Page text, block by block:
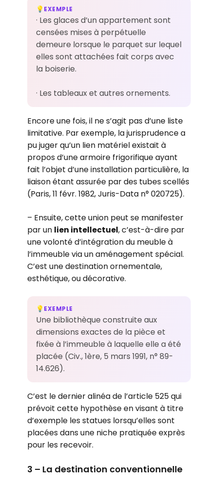
💡 EXEMPLE
· Les glaces d’un appartement sont
censées mises à perpétuelle
demeure lorsque le parquet sur lequel
elles sont attachées fait corps avec
la boiserie.
· Les tableaux et autres ornements.
Encore une fois, il ne s’agit pas d’une liste
limitative. Par exemple, la jurisprudence a
pu juger qu’un lien matériel existait à
propos d’une armoire frigorifique ayant
fait l’objet d’une installation particulière, la
liaison étant assurée par des tubes scellés
(Paris, 11 févr. 1982, Juris-Data n° 020725).
– Ensuite, cette union peut se manifester
par un lien intellectuel, c’est-à-dire par
une volonté d’intégration du meuble à
l’immeuble via un aménagement spécial.
C’est une destination ornementale,
esthétique, ou décorative.
💡 EXEMPLE
Une bibliothèque construite aux
dimensions exactes de la pièce et
fixée à l’immeuble à laquelle elle a été
placée (Civ., 1ère, 5 mars 1991, n° 89-
14.626).
C’est le dernier alinéa de l’article 525 qui
prévoit cette hypothèse en visant à titre
d’exemple les statues lorsqu’elles sont
placées dans une niche pratiquée exprès
pour les recevoir.
3 – La destination conventionnelle